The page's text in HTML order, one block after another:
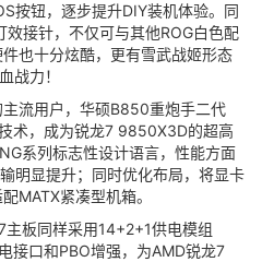
按钮，逐步提升DIY装机体验。同
接针，不仅可与其他ROG白色配
也十分炫酷，更有雪武战姬形态
战力！
流用户，华硕B850重炮手二代
术，成为锐龙7 9850X3D的超高
系列标志性设计语言，性能方面
明显提升；同时优化布局，将显卡
MATX紧凑型机箱。
板同样采用14+2+1供电模组
接口和PBO增强，为AMD锐龙7